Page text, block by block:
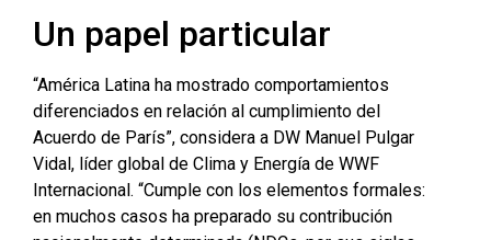
Un papel particular
“América Latina ha mostrado comportamientos
diferenciados en relación al cumplimiento del
Acuerdo de París”, considera a DW Manuel Pulgar
Vidal, líder global de Clima y Energía de WWF
Internacional. “Cumple con los elementos formales:
en muchos casos ha preparado su contribución